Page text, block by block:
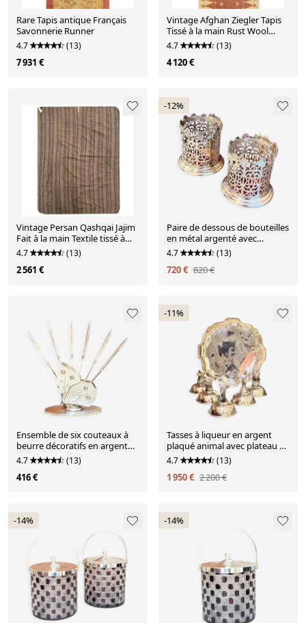
Rare Tapis antique Français
Savonnerie Runner
4.7 (13)
7 931 €
Vintage Afghan Ziegler Tapis
Tissé à la main Rust Wool
Runner - 77x450cm
4.7 (13)
4 120 €
Vintage Persan Qashqai Jajim
Fait à la main Textile tissé à
plat - 205x232cm
4.7 (13)
2 561 €
-12%
Paire de dessous de bouteilles
en métal argenté avec
décoration de vignes
4.7 (13)
720 € 820 €
Ensemble de six couteaux à
beurre décoratifs en argent
massif avec support en forme
de papillon vintage
4.7 (13)
416 €
-11%
Tasses à liqueur en argent
plaqué animal avec plateau de
service assorti, ensemble de 6
4.7 (13)
1 950 € 2 200 €
-14% -14%